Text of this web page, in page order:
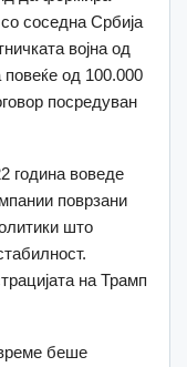
соседна Србија
војна од
повеќе од 100.000
посредуван
година воведе
поврзани
што
на Трамп
беше